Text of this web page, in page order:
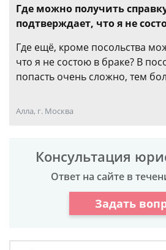
Где можно получить
подтверждает, что я не
Где ещё, кроме посольства
что я не состою в браке? В
попасть очень сложно, тем
Алла, г. Москва
Консультация
Ответ на сайте в
Задать